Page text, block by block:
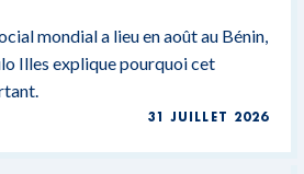
mondial a lieu en août au Bénin,
Illes explique pourquoi cet
31 JUILLET 2026